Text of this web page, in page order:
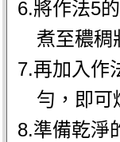
6.將作法5
煮至穠稠
7.再加入作
勻，即可
8.準備乾淨